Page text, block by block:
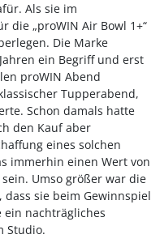
Als sie im
die „proWIN Air Bowl 1+“
Die Marke
ein Begriff und erst
proWIN Abend
Tupperabend,
Schon damals hatte
den Kauf aber
eines solchen
immerhin einen Wert von
Umso größer war die
sie beim Gewinnspiel
ein nachträgliches
Studio.